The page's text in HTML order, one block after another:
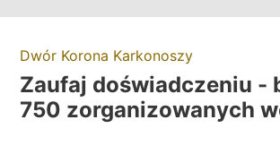
Dwór Korona Karkonoszy
Zaufaj doświadczeniu -
750 zorganizowanych